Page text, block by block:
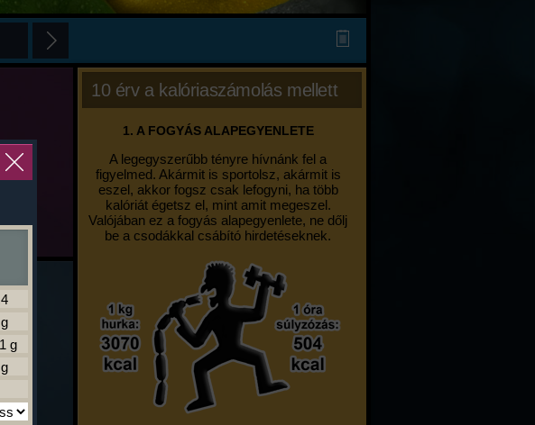
10 érv a kalóriaszámolás mellett
1. A FOGYÁS ALAPEGYENLETE
A legegyszerűbb tényre hívnánk fel a
figyelmed. Akármit is sportolsz, akármit is
eszel, akkor fogsz csak lefogyni, ha több
kalóriát égetsz el, mint amit megeszel.
Valójában ez a fogyás alapegyenlete, ne dőlj
be a csodákkal csábító hirdetéseknek.